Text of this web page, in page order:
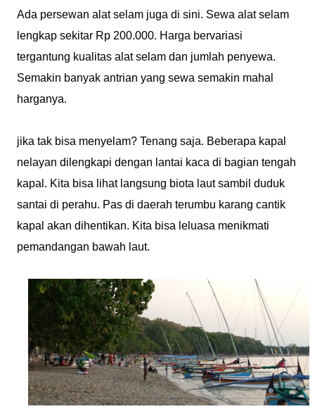
Ada persewan alat selam juga di sini. Sewa alat selam
lengkap sekitar Rp 200.000. Harga bervariasi
tergantung kualitas alat selam dan jumlah penyewa.
Semakin banyak antrian yang sewa semakin mahal
harganya.
jika tak bisa menyelam? Tenang saja. Beberapa kapal
nelayan dilengkapi dengan lantai kaca di bagian tengah
kapal. Kita bisa lihat langsung biota laut sambil duduk
santai di perahu. Pas di daerah terumbu karang cantik
kapal akan dihentikan. Kita bisa leluasa menikmati
pemandangan bawah laut.